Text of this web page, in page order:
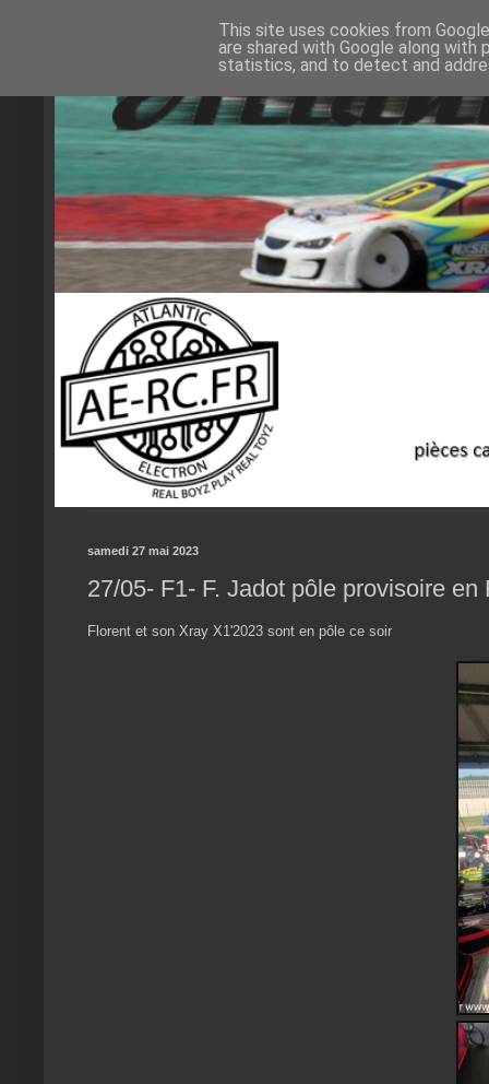
samedi 27 mai 2023
27/05- F1- F. Jadot pôle provisoire en
Florent et son Xray X1'2023 sont en pôle ce soir
This site uses cookies from
are shared with Google along
statistics, and to detect and